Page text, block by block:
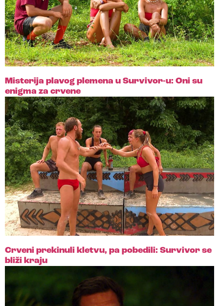
Misterija plavog plemena u Survivor-u: Oni su
enigma za crvene
Crveni prekinuli kletvu, pa pobedili: Survivor se
bliži kraju